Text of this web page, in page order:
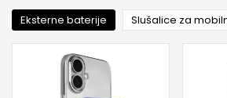
Eksterne baterije Slušalice za